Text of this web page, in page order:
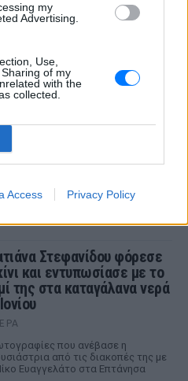
my
Advertising.
Use,
of my
with the
collected.
Access Privacy Policy
Τροία για τον
of Thrones και
... της Βανδή
το Game of Thrones μέχρι
πάνω από έξι δεκαετίες
Στεφανίδου φόρεσε
και εντυπωσίασε με το
της στα καταγάλανα νερά
που ανέβασε η
από τις διακοπές της με
Ευαγγελάτο στα Επτάνησα